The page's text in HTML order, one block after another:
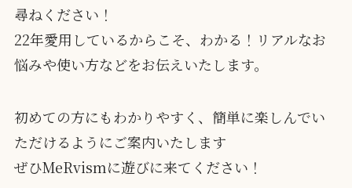
尋ねください！
22年愛用しているからこそ、わかる！リアルなお
悩みや使い方などをお伝えいたします。
初めての方にもわかりやすく、簡単に楽しんでい
ただけるようにご案内いたします
ぜひMeRvismに遊びに来てください！